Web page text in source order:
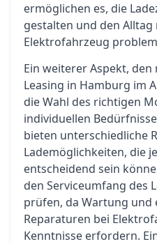
ermöglichen es, die
gestalten und den Alltag
Elektrofahrzeug
Ein weiterer Aspekt, den
Leasing in Hamburg im
die Wahl des richtigen
individuellen
bieten unterschiedliche
Lademöglichkeiten, die
entscheidend sein
den Serviceumfang des
prüfen, da Wartung und
Reparaturen bei
Kenntnisse erfordern.